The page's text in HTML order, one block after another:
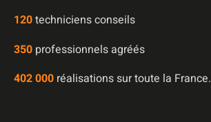
120techniciens conseils
350 professionnels agréés
402 000 réalisations sur toute la France.